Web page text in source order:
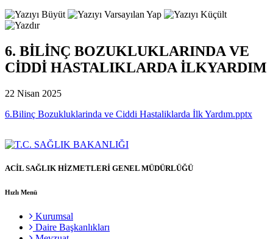
6. BİLİNÇ BOZUKLUKLARINDA VE
CİDDİ HASTALIKLARDA İLKYARDIM
22 Nisan 2025
6.Bilinç Bozukluklarinda ve Ciddi Hastaliklarda İlk Yardım.pptx
ACİL SAĞLIK HİZMETLERİ GENEL MÜDÜRLÜĞÜ
Hızlı Menü
Kurumsal
Daire Başkanlıkları